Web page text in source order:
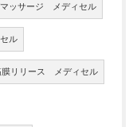
マッサージ メディセル
ル
膜リリース メディセル